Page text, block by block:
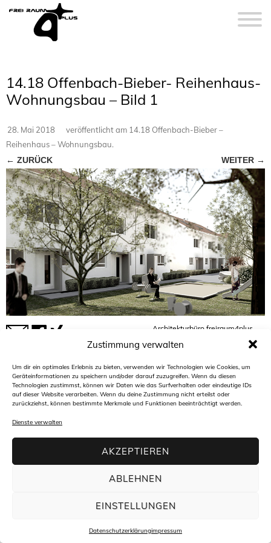
Zustimmung verwalten
Um dir ein optimales Erlebnis zu bieten, verwenden wir Technologien wie Cookies, um
Geräteinformationen zu speichern und/oder darauf zuzugreifen. Wenn du diesen
Technologien zustimmst, können wir Daten wie das Surfverhalten oder eindeutige IDs
auf dieser Website verarbeiten. Wenn du deine Zustimmung nicht erteilst oder
zurückziehst, können bestimmte Merkmale und Funktionen beeinträchtigt werden.
Dienste verwalten
AKZEPTIEREN
ABLEHNEN
EINSTELLUNGEN
Datenschutzerklärungimpressum
14.18 Offenbach-Bieber- Reihenhaus-
Wohnungsbau – Bild 1
veröffentlicht
28. Mai 2018 am 14.18 Offenbach-Bieber –
Reihenhaus – Wohnungsbau.
← ZURÜCK
WEITER →
Architekturbüro freiraum4plus
65189 Wiesbaden
minfo@freiraum4plus.de